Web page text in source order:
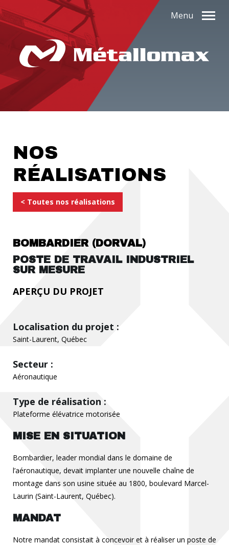
Menu
NOS
RÉALISATIONS
< Toutes nos réalisations
BOMBARDIER (DORVAL)
POSTE DE TRAVAIL INDUSTRIEL
SUR MESURE
APERÇU DU PROJET
Localisation du projet :
Saint-Laurent, Québec
Secteur :
Aéronautique
Type de réalisation :
Plateforme élévatrice motorisée
MISE EN SITUATION
Bombardier, leader mondial dans le domaine de
l’aéronautique, devait implanter une nouvelle chaîne de
montage dans son usine située au 1800, boulevard Marcel-
Laurin (Saint-Laurent, Québec).
MANDAT
Notre mandat consistait à concevoir et à réaliser un poste de